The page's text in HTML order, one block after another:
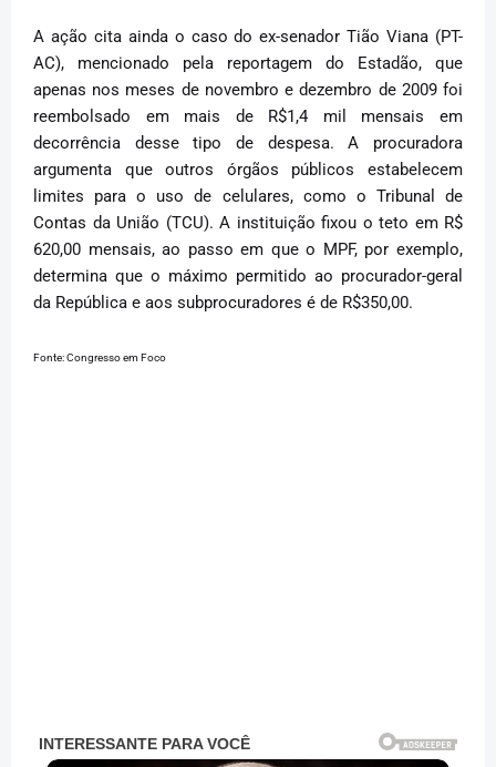
A ação cita ainda o caso do ex-senador Tião Viana (PT-
AC), mencionado pela reportagem do Estadão, que
apenas nos meses de novembro e dezembro de 2009 foi
reembolsado em mais de R$1,4 mil mensais em
decorrência desse tipo de despesa. A procuradora
argumenta que outros órgãos públicos estabelecem
limites para o uso de celulares, como o Tribunal de
Contas da União (TCU). A instituição fixou o teto em R$
620,00 mensais, ao passo em que o MPF, por exemplo,
determina que o máximo permitido ao procurador-geral
da República e aos subprocuradores é de R$350,00.
Fonte: Congresso em Foco